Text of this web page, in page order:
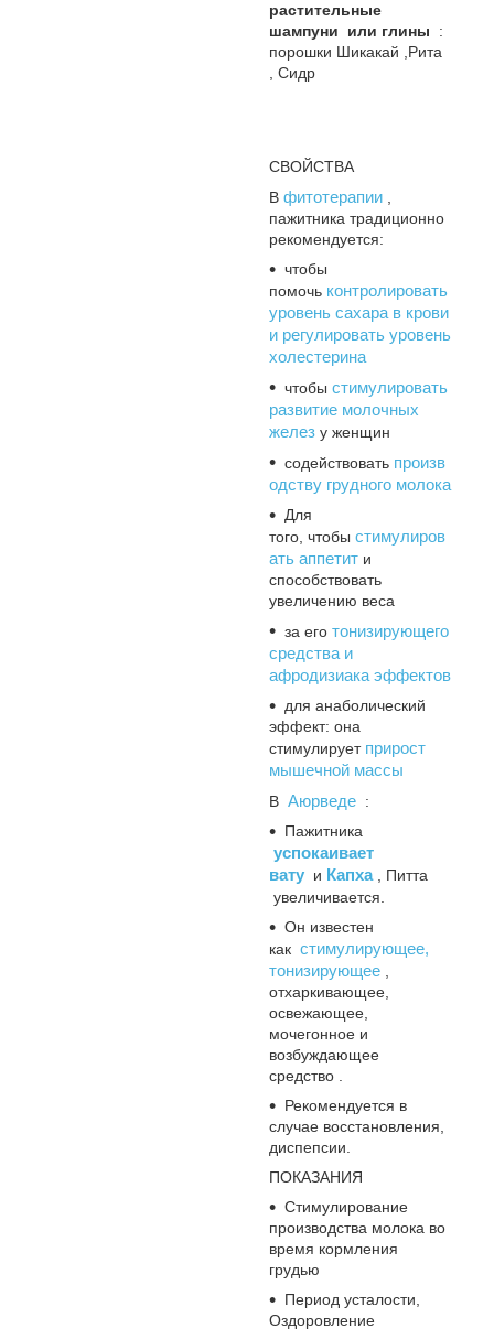
растительные
шампуни
или глины :
порошки Шикакай ,Рита
, Сидр
СВОЙСТВА
В фитотерапии
пажитника традиционно
рекомендуется:
чтобы
помочь контролировать
уровень сахара в крови
и регулировать уровень
холестерина
чтобы стимулировать
развитие молочных
желез у женщин
содействовать произв
одству грудного молока
Для
того, чтобы стимулиров
ать аппетит и
способствовать
увеличению веса
за его тонизирующего
средства и
афродизиака эффектов
для анаболический
эффект: она
стимулирует прирост
мышечной массы
В Аюрведе :
Пажитника
успокаивает
вату и Капха, Питта
увеличивается.
Он известен
как стимулирующее,
тонизирующее
отхаркивающее,
освежающее,
мочегонное и
возбуждающее
средство .
Рекомендуется в
случае восстановления,
диспепсии.
ПОКАЗАНИЯ
Стимулирование
производства молока во
время кормления
грудью
Период усталости,
Оздоровление